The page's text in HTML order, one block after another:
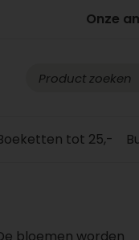
Onze
tot 25,-